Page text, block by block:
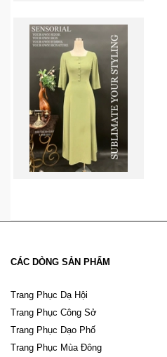
CÁC DÒNG SẢN PHẨM
Trang Phục Dạ Hội
Trang Phục Công Sở
Trang Phục Dạo Phố
Trang Phục Mùa Đông